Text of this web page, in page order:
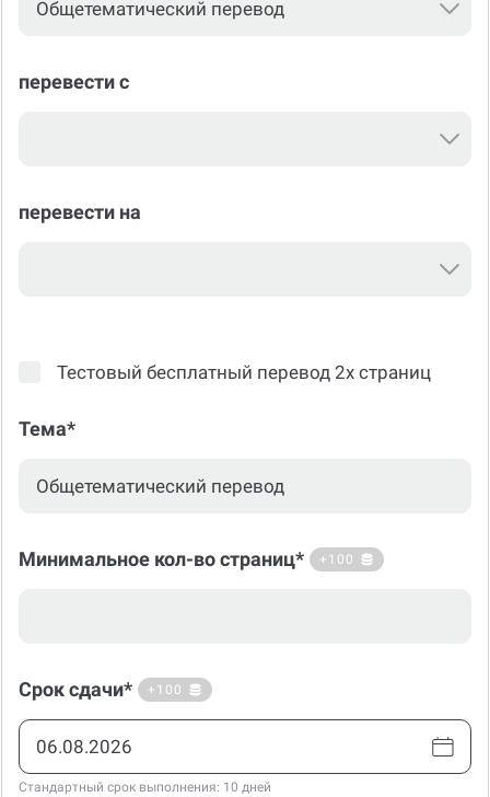
перевести с
перевести на
Тестовый бесплатный перевод 2х страниц
Тема*
Минимальное кол-во страниц* +100
Срок сдачи* +100
Стандартный срок выполнения: 10 дней